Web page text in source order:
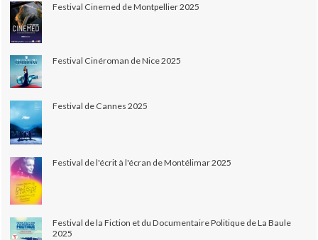
Festival Cinemed de Montpellier 2025
Festival Cinéroman de Nice 2025
Festival de Cannes 2025
Festival de l'écrit à l'écran de Montélimar 2025
Festival de la Fiction et du Documentaire Politique de La Baule
2025